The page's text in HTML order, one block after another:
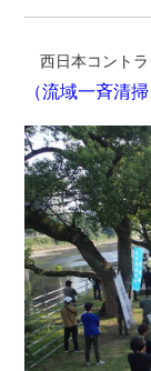
西日本コントラ
（流域一斉清掃